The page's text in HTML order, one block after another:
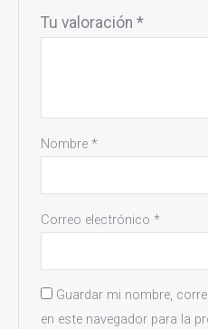
Tu valoración*
Nombre*
Correo electrónico*
Guardar mi nombre,
en este navegador para la